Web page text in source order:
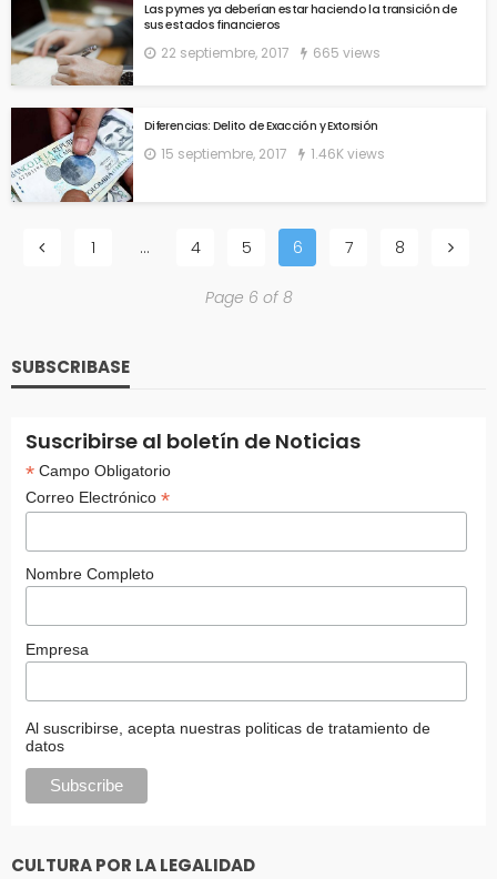
Las pymes ya deberían estar haciendo la transición de
sus estados financieros
22 septiembre, 2017 665 views
Diferencias: Delito de Exacción y Extorsión
15 septiembre, 2017 1.46K views
1 … 4 5 6 7 8
Page 6 of 8
SUBSCRIBASE
Suscribirse al boletín de Noticias
*Campo Obligatorio
Correo Electrónico *
Nombre Completo
Empresa
Al suscribirse, acepta nuestras politicas de tratamiento de
datos
CULTURA POR LA LEGALIDAD